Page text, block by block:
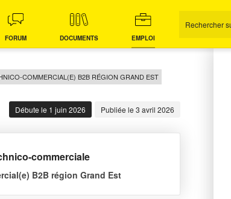
FORUM DOCUMENTS EMPLOI
COMMERCIAL(E) B2B RÉGION GRAND EST
Publiée le 3 avril 2026
Débute le 1 juin 2026
commerciale
B2B région Grand Est